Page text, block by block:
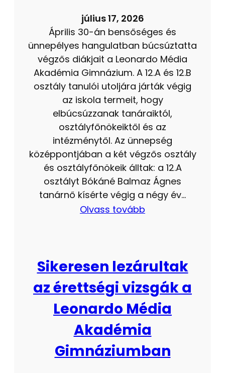
július 17, 2026
Április 30-án bensőséges és
ünnepélyes hangulatban búcsúztatta
végzős diákjait a Leonardo Média
Akadémia Gimnázium. A 12.A és 12.B
osztály tanulói utoljára járták végig
az iskola termeit, hogy
elbúcsúzzanak tanáraiktól,
osztályfőnökeiktől és az
intézménytől. Az ünnepség
középpontjában a két végzős osztály
és osztályfőnökeik álltak: a 12.A
osztályt Bókáné Balmaz Ágnes
tanárnő kísérte végig a négy év…
Olvass tovább
Sikeresen lezárultak
az érettségi vizsgák a
Leonardo Média
Akadémia
Gimnáziumban